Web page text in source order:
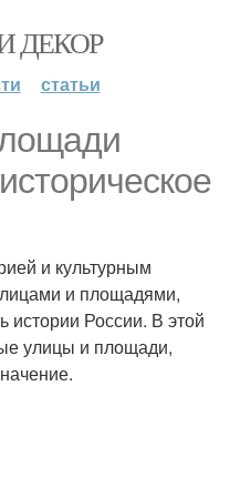
ДЕКОР
статьи
и культурным
и площадями,
истории России. В этой
улицы и площади,